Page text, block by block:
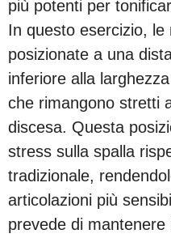
più potenti per
In questo esercizio, le
posizionate a una
inferiore alla
che rimangono stretti
discesa. Questa
stress sulla spalla
tradizionale,
articolazioni più
prevede di